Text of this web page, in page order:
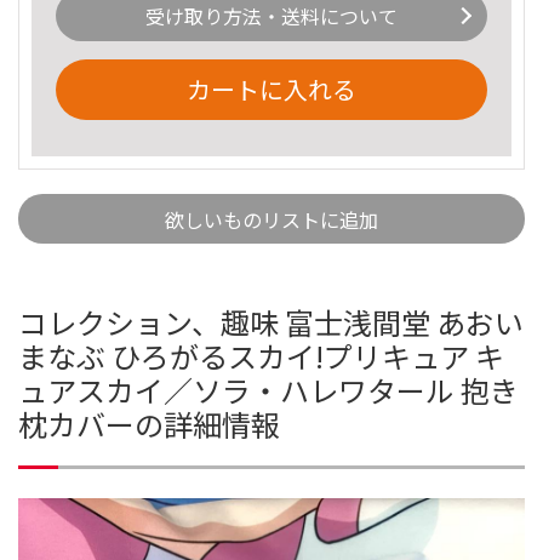
受け取り方法・送料について
カートに入れる
欲しいものリストに追加
コレクション、趣味 富士浅間堂 あおい
まなぶ ひろがるスカイ!プリキュア キ
ュアスカイ／ソラ・ハレワタール 抱き
枕カバーの詳細情報